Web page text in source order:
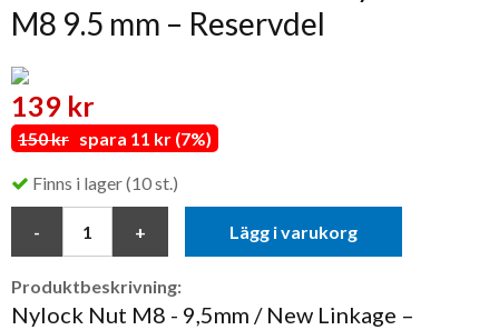
M8 9.5 mm – Reservdel
139 kr
150 kr spara 11 kr (7%)
Finns i lager (10 st.)
Lägg i varukorg
Produktbeskrivning:
Nylock Nut M8 - 9,5mm / New Linkage –